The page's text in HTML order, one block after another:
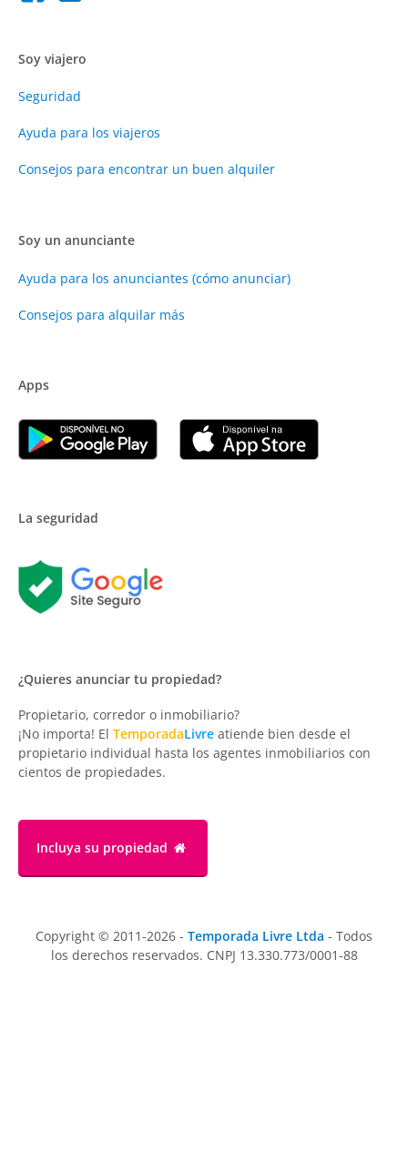
Soy viajero
Seguridad
Ayuda para los viajeros
Consejos para encontrar un buen alquiler
Soy un anunciante
Ayuda para los anunciantes (cómo anunciar)
Consejos para alquilar más
Apps
La seguridad
¿Quieres anunciar tu propiedad?
Propietario, corredor o inmobiliario?
¡No importa! El TemporadaLivre atiende bien desde el
propietario individual hasta los agentes inmobiliarios con
cientos de propiedades.
Incluya su propiedad
Copyright © 2011-2026 - Temporada Livre Ltda - Todos
los derechos reservados. CNPJ 13.330.773/0001-88